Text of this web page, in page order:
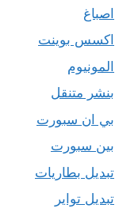
اصباغ
اكسس بوينت
المونيوم
بنشر متنقل
بي ان سبورت
بين سبورت
تبديل بطاريات
تبديل تواير